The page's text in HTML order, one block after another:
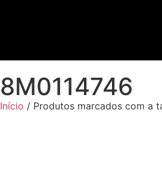
8M0114746
Início / Produtos marcados com a